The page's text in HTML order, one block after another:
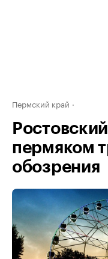
Пермский край
пермяком
обозрения